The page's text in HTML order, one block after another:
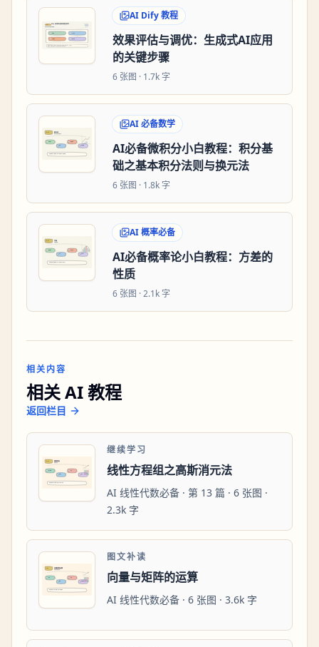
AI Dify 教程
效果评估与调优：生成式AI应用
的关键步骤
6 张图 · 1.7k 字
AI 必备数学
AI必备微积分小白教程：积分基
础之基本积分法则与换元法
6 张图 · 1.8k 字
AI 概率必备
AI必备概率论小白教程：方差的
性质
6 张图 ·2.1k 字
相关内容
相关 AI 教程
返回栏目
继续学习
线性方程组之高斯消元法
AI 线性代数必备 · 第 13 篇 · 6 张图 ·
2.3k 字
图文补读
向量与矩阵的运算
AI 线性代数必备 · 6 张图 · 3.6k 字